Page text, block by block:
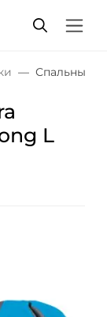
Спальный
L